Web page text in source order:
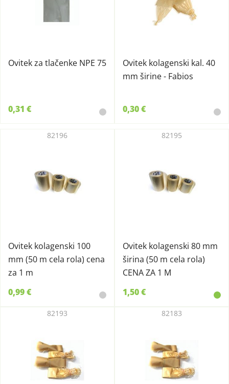
Ovitek za tlačenke NPE 75
0,31 €
Ovitek kolagenski kal. 40
mm širine - Fabios
0,30 €
Ovitek kolagenski 100
mm (50 m cela rola) cena
za 1 m
82196
0,99 €
Ovitek kolagenski 80 mm
širina (50 m cela rola)
CENA ZA 1 M
82195
1,50 €
82193 82183